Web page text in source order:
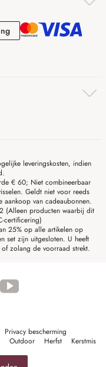
Rekening
leveringskosten, indien
€ 60; Niet combineerbaar
Geldt niet voor reeds
van cadeaubonnen.
(Alleen producten waarbij dit
certificering)
25% op alle artikelen op
set zijn uitgesloten. U heeft
zolang de voorraad strekt.
Privacy bescherming
Outdoor Herfst
Kerstmis